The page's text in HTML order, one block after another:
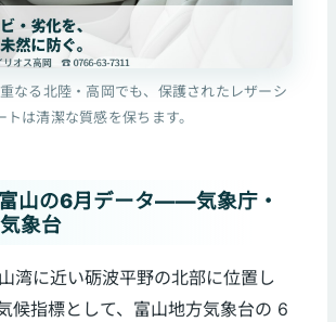
なる北陸・高岡でも、保護されたレザーシ
トは清潔な質感を保ちます。
山の6月データ——気象庁・
象台
湾に近い砺波平野の北部に位置し
候指標として、富山地方気象台の 6